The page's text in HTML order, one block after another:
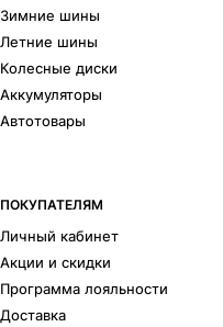
Зимние шины
Летние шины
Колесные диски
Аккумуляторы
Автотовары
ПОКУПАТЕЛЯМ
Личный кабинет
Акции и скидки
Программа лояльности
Доставка